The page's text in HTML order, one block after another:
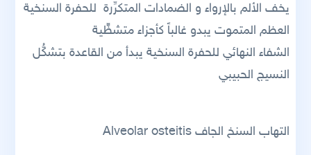
يخف الألم بالإرواء و الضمادات المتكرِّرة للحفرة السنخية
العظم المتموت يبدو غالباً كأجزاء متشظِّّية
الشفاء النهائي للحفرة السنخية يبدأ من القاعدة بتشكُّل
النسيج الحبيبي
التهاب السنخ الجاف Alveolar osteitis